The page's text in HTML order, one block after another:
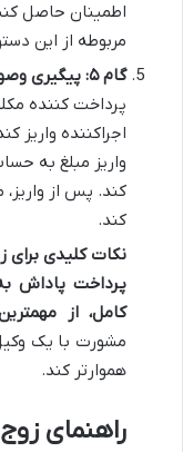
اطمینان حاصل
مربوطه از این
گام ۵: پیگیری وصول پاداش توقیف شده:
پرداخت کننده
اجراکننده واریز
واریز مبلغ به
کند. پس از واریز،
کند.
نکات کلیدی برای
پرداخت پاداش
کامل، از
مشورت با یک
هموارتر کند.
راهنمای